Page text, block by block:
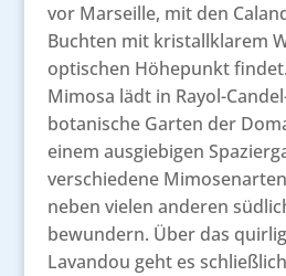
vor Marseille, mit den
Buchten mit kristallklarem
optischen Höhepunkt
Mimosa lädt in Rayol-
botanische Garten der
einem ausgiebigen
verschiedene
neben vielen anderen
bewundern. Über das
Lavandou geht es